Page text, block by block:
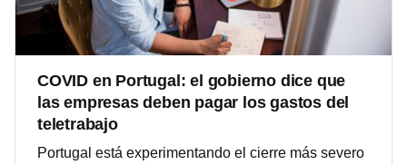
COVID en Portugal: el gobierno dice que
las empresas deben pagar los gastos del
teletrabajo
Portugal está experimentando el cierre más severo